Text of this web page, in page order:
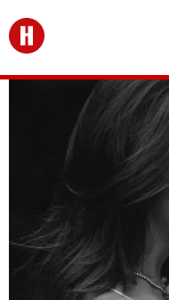
Перейти на главную